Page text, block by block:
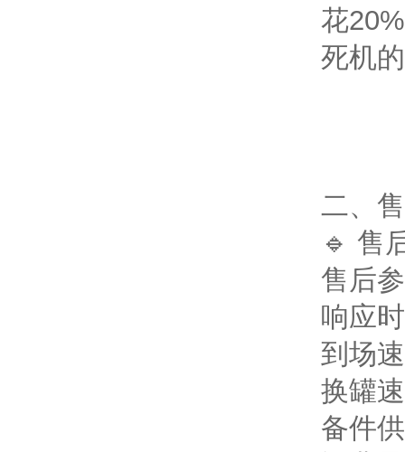
花
死机
二、
🔹 售
售后
响应
到场
换罐
备件